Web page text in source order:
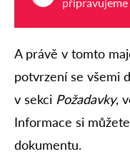
A právě v tomto
potvrzení se všemi
v sekci Požadavky,
Informace si
dokumentu.